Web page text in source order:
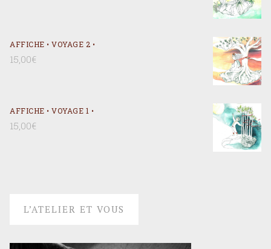
AFFICHE • VOYAGE 2 •
15,00€
AFFICHE • VOYAGE 1 •
15,00€
L’ATELIER ET VOUS